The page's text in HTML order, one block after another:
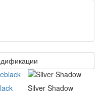
Silver Shadow